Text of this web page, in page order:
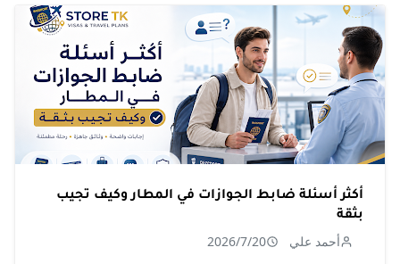
أكثر أسئلة ضابط الجوازات في المطار وكيف تجيب
بثقة
أحمد علي 2026/7/20